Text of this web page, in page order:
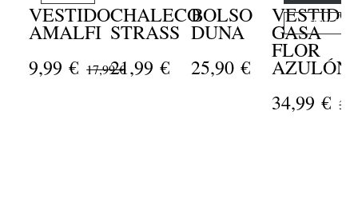
VESTIDO
AMALFI
17,99 €
9,99 €
CHALECO
STRASS
21,99 €
BOLSO
DUNA
25,90 €
VESTIDO
GASA
FLOR
AZULÓN
34,99 €
-12,5%